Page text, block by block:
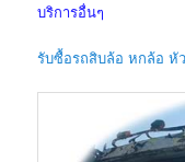
บริการอื่นๆ
รับซื้อรถสิบล้อ หกล้อ หั